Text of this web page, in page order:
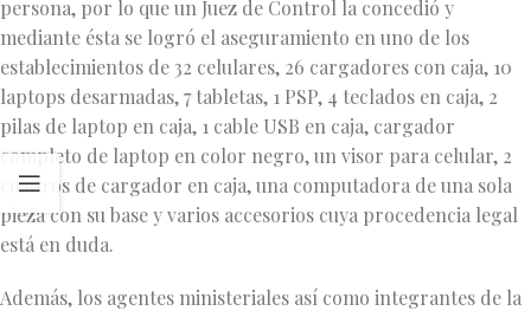
persona, por lo que un Juez de Control la concedió y
mediante ésta se logró el aseguramiento en uno de los
establecimientos de 32 celulares, 26 cargadores con caja, 10
laptops desarmadas, 7 tabletas, 1 PSP, 4 teclados en caja, 2
pilas de laptop en caja, 1 cable USB en caja, cargador
completo de laptop en color negro, un visor para celular, 2
cuadros de cargador en caja, una computadora de una sola
pieza con su base y varios accesorios cuya procedencia legal
está en duda.
Además, los agentes ministeriales así como integrantes de la